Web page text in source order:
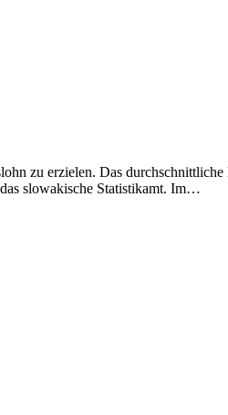
zu erzielen. Das
slowakische Statistikamt. Im…